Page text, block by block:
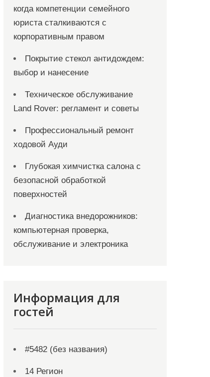
когда компетенции семейного
юриста сталкиваются с
корпоративным правом
Покрытие стекол антидождем:
выбор и нанесение
Техническое обслуживание
Land Rover: регламент и советы
Профессиональный ремонт
ходовой Ауди
Глубокая химчистка салона с
безопасной обработкой
поверхностей
Диагностика внедорожников:
компьютерная проверка,
обслуживание и электроника
Информация для
гостей
#5482 (без названия)
14 Регион